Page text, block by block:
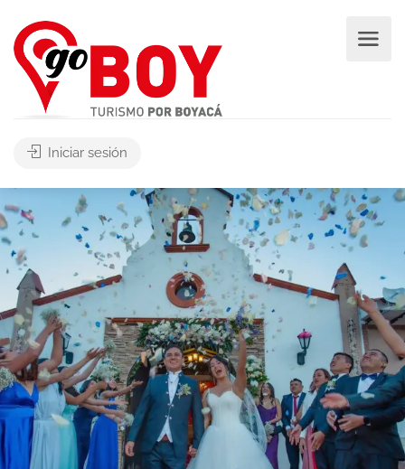
Iniciar sesión